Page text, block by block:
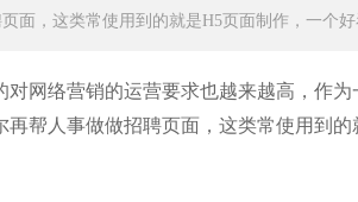
面，这类常使用到的就是H5页面制作，一个好
网络营销的运营要求也越来越高，作
帮人事做做招聘页面，这类常使用到